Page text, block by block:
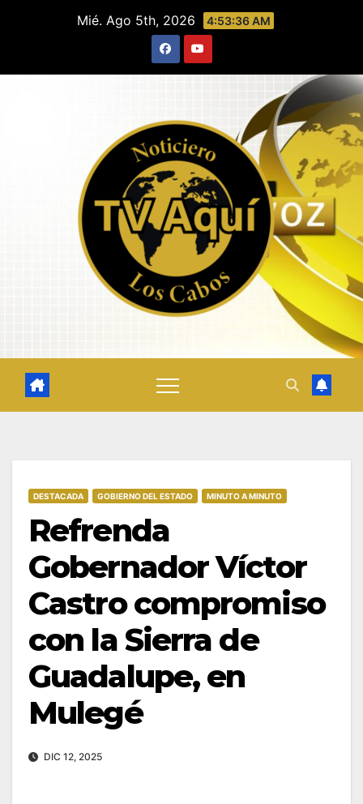
Mié. Ago 5th, 2026 4:53:36 AM
DESTACADA GOBIERNO DEL ESTADO MINUTO A MINUTO
Refrenda
Gobernador Víctor
Castro compromiso
con la Sierra de
Guadalupe, en
Mulegé
DIC 12, 2025